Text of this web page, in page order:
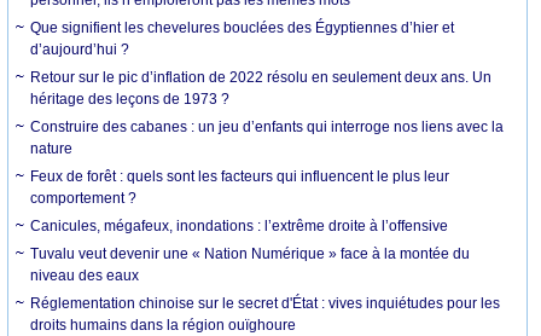
Que signifient les chevelures bouclées des Égyptiennes d’hier et
d’aujourd’hui ?
Retour sur le pic d’inflation de 2022 résolu en seulement deux ans. Un
héritage des leçons de 1973 ?
Construire des cabanes : un jeu d’enfants qui interroge nos liens avec la
nature
Feux de forêt : quels sont les facteurs qui influencent le plus leur
comportement ?
Canicules, mégafeux, inondations : l’extrême droite à l’offensive
Tuvalu veut devenir une « Nation Numérique » face à la montée du
niveau des eaux
Réglementation chinoise sur le secret d'État : vives inquiétudes pour les
droits humains dans la région ouïghoure